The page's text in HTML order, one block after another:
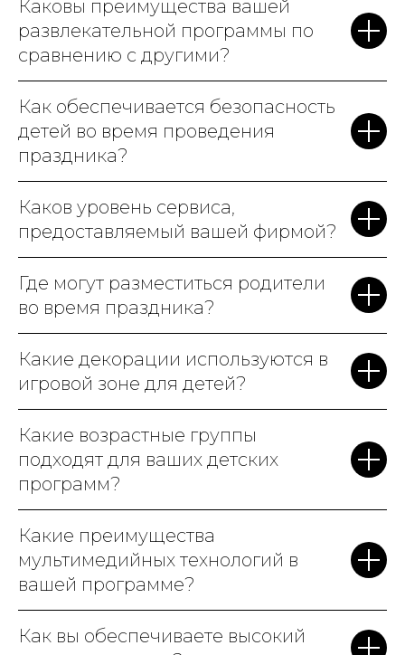
видно, что детям с ними
весело. Особенно
беспокоиться о деталях.
Всё, от украшения зала, до
кейтеринга, было на высшем
уровне. Родители и дети были
в полном восторге. Мы точно
к вам вернемся на
следующийдень рождения!
Каковы преимущества вашей
развлекательной программы по
сравнению с другими?
Как обеспечивается безопасность
детей во время проведения
праздника?
Каков уровень сервиса,
предоставляемый вашей фирмой?
Где могут разместиться родители
во время праздника?
Какие декорации используются в
игровой зоне для детей?
Какие возрастные группы
подходят для ваших детских
программ?
Какие преимущества
мультимедийных технологий в
вашей программе?
Как вы обеспечиваете высокий